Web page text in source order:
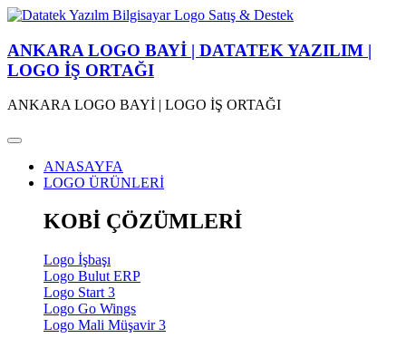
ANKARA LOGO BAYİ | DATATEK YAZILIM |
LOGO İŞ ORTAĞI
ANKARA LOGO BAYİ | LOGO İŞ ORTAĞI
ANASAYFA
LOGO ÜRÜNLERİ
KOBİ ÇÖZÜMLERİ
Logo İşbaşı
Logo Bulut ERP
Logo Start 3
Logo Go Wings
Logo Mali Müşavir 3